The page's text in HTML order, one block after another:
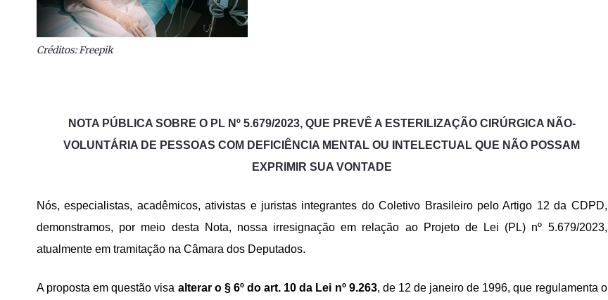
Créditos: Freepik
NOTA PÚBLICA SOBRE O PL Nº 5.679/2023, QUE PREVÊ A ESTERILIZAÇÃO CIRÚRGICA NÃO-
VOLUNTÁRIA DE PESSOAS COM DEFICIÊNCIA MENTAL OU INTELECTUAL QUE NÃO POSSAM
EXPRIMIR SUA VONTADE
Nós, especialistas, acadêmicos, ativistas e juristas integrantes do Coletivo Brasileiro pelo Artigo 12 da CDPD,
demonstramos, por meio desta Nota, nossa irresignação em relação ao Projeto de Lei (PL) nº 5.679/2023,
atualmente em tramitação na Câmara dos Deputados.
A proposta em questão visa alterar o § 6º do art. 10 da Lei nº 9.263, de 12 de janeiro de 1996, que regulamenta o